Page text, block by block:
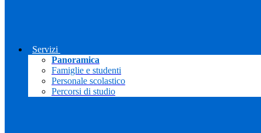
Servizi
Panoramica
Famiglie e studenti
Personale scolastico
Percorsi di studio